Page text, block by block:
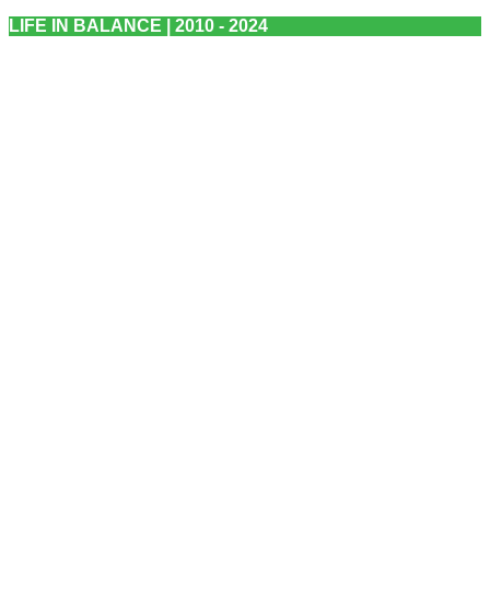
LIFE IN BALANCE | 2010 - 2024